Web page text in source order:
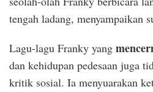
tengah ladang, menyampaikan
Lagu-lagu Franky yang
dan kehidupan pedesaan juga
kritik sosial. Ia menyuarakan